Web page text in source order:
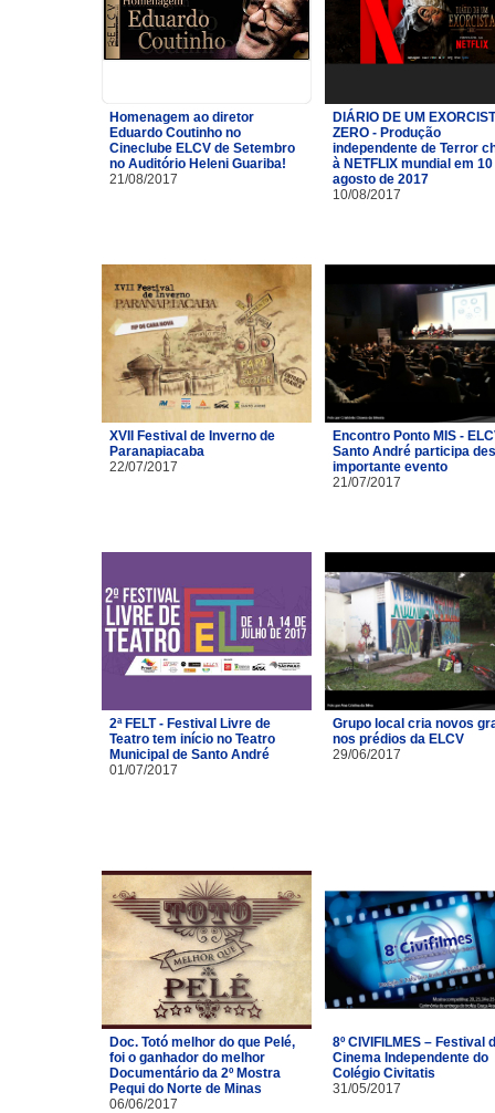
Homenagem ao diretor
Eduardo Coutinho no
Cineclube ELCV de Setembro
no Auditório Heleni Guariba!
21/08/2017
DIÁRIO DE UM
ZERO - Produção
independente de Terror
à NETFLIX mundial em
agosto de 2017
10/08/2017
XVII Festival de Inverno de
Paranapiacaba
22/07/2017
Encontro Ponto MIS -
Santo André participa
importante evento
21/07/2017
2ª FELT - Festival Livre de
Teatro tem início no Teatro
Municipal de Santo André
01/07/2017
Grupo local cria novos
nos prédios da ELCV
29/06/2017
Doc. Totó melhor do que Pelé,
foi o ganhador do melhor
Documentário da 2º Mostra
Pequi do Norte de Minas
06/06/2017
8º CIVIFILMES – Festival
Cinema Independente do
Colégio Civitatis
31/05/2017